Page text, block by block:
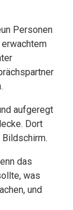
Personen
aufgeregt
Dort
Bildschirm.
das
was
und